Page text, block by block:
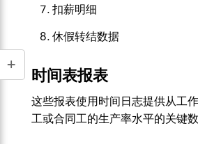
扣薪明细
休假转结数据
时间表报表
这些报表使用时间日志提供从工
工或合同工的生产率水平的关键数